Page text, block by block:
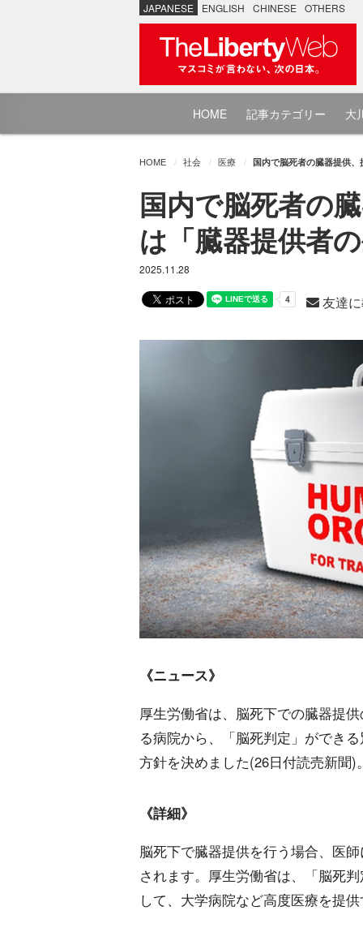
JAPANESE ENGLISH CHINESE OTHERS
HOME 記事カテゴリー 大
HOME 社会 医療 国内で脳死者の臓器提供
国内で脳死者の
は「臓器提供者
2025.11.28
友達
《ニュース》
厚生労働省は、脳死下での臓器提
る病院から、「脳死判定」ができ
方針を決めました(26日付読売新聞)
《詳細》
脳死下で臓器提供を行う場合、医
されます。厚生労働省は、「脳死
して、大学病院など高度医療を提